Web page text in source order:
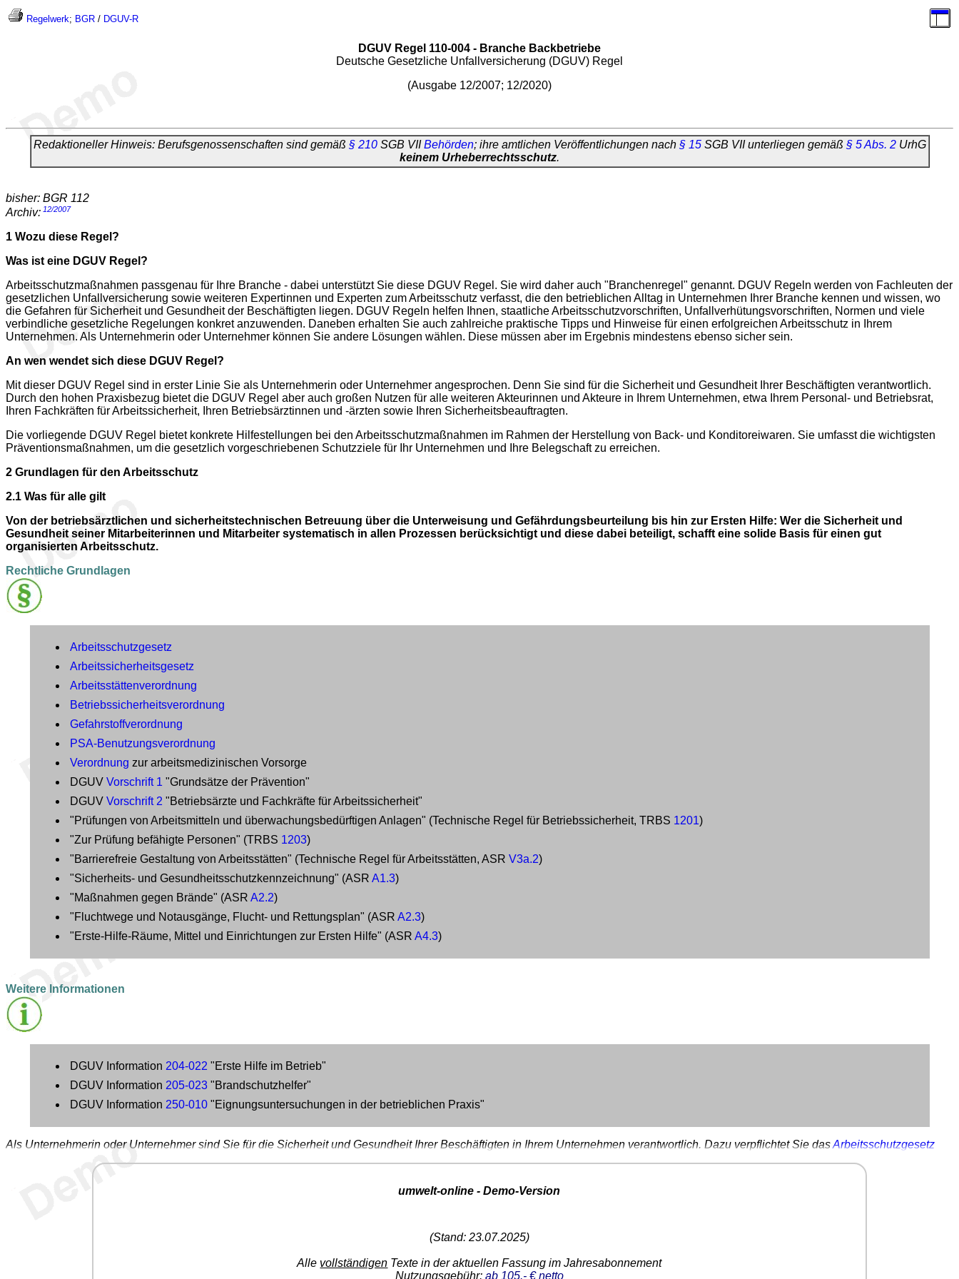
Regelwerk; BGR / DGUV-R
DGUV Regel 110-004 - Branche Backbetriebe
Deutsche Gesetzliche Unfallversicherung (DGUV) Regel
(Ausgabe 12/2007; 12/2020)
Redaktioneller Hinweis: Berufsgenossenschaften sind gemäß § 210SGB VIIBehörden; ihre amtlichen Veröffentlichungen nach § 15SGB VII unterliegen gemäß § 5 Abs. 2UrhG
keinem Urheberrechtsschutz.
bisher: BGR 112
Archiv: 12/2007
1 Wozu diese Regel?
Was ist eine DGUV Regel?
Arbeitsschutzmaßnahmen passgenau für Ihre Branche - dabei unterstützt Sie diese DGUV Regel. Sie wird daher auch "Branchenregel" genannt. DGUV Regeln werden von Fachleuten der
gesetzlichen Unfallversicherung sowie weiteren Expertinnen und Experten zum Arbeitsschutz verfasst, die den betrieblichen Alltag in Unternehmen Ihrer Branche kennen und wissen, wo
die Gefahren für Sicherheit und Gesundheit der Beschäftigten liegen. DGUV Regeln helfen Ihnen, staatliche Arbeitsschutzvorschriften, Unfallverhütungsvorschriften, Normen und viele
verbindliche gesetzliche Regelungen konkret anzuwenden. Daneben erhalten Sie auch zahlreiche praktische Tipps und Hinweise für einen erfolgreichen Arbeitsschutz in Ihrem
Unternehmen. Als Unternehmerin oder Unternehmer können Sie andere Lösungen wählen. Diese müssen aber im Ergebnis mindestens ebenso sicher sein.
An wen wendet sich diese DGUV Regel?
Mit dieser DGUV Regel sind in erster Linie Sie als Unternehmerin oder Unternehmer angesprochen. Denn Sie sind für die Sicherheit und Gesundheit Ihrer Beschäftigten verantwortlich.
Durch den hohen Praxisbezug bietet die DGUV Regel aber auch großen Nutzen für alle weiteren Akteurinnen und Akteure in Ihrem Unternehmen, etwa Ihrem Personal- und Betriebsrat,
Ihren Fachkräften für Arbeitssicherheit, Ihren Betriebsärztinnen und -ärzten sowie Ihren Sicherheitsbeauftragten.
Die vorliegende DGUV Regel bietet konkrete Hilfestellungen bei den Arbeitsschutzmaßnahmen im Rahmen der Herstellung von Back- und Konditoreiwaren. Sie umfasst die wichtigsten
Präventionsmaßnahmen, um die gesetzlich vorgeschriebenen Schutzziele für Ihr Unternehmen und Ihre Belegschaft zu erreichen.
2 Grundlagen für den Arbeitsschutz
2.1 Was für alle gilt
Von der betriebsärztlichen und sicherheitstechnischen Betreuung über die Unterweisung und Gefährdungsbeurteilung bis hin zur Ersten Hilfe: Wer die Sicherheit und
Gesundheit seiner Mitarbeiterinnen und Mitarbeiter systematisch in allen Prozessen berücksichtigt und diese dabei beteiligt, schafft eine solide Basis für einen gut
organisierten Arbeitsschutz.
Rechtliche Grundlagen
Arbeitsschutzgesetz
Arbeitssicherheitsgesetz
Arbeitsstättenverordnung
Betriebssicherheitsverordnung
Gefahrstoffverordnung
PSA-Benutzungsverordnung
Verordnung zur arbeitsmedizinischen Vorsorge
DGUV Vorschrift 1 "Grundsätze der Prävention"
DGUV Vorschrift 2 "Betriebsärzte und Fachkräfte für Arbeitssicherheit"
"Prüfungen von Arbeitsmitteln und überwachungsbedürftigen Anlagen" (Technische Regel für Betriebssicherheit, TRBS 1201)
"Zur Prüfung befähigte Personen" (TRBS 1203)
"Barrierefreie Gestaltung von Arbeitsstätten" (Technische Regel für Arbeitsstätten, ASR V3a.2)
"Sicherheits- und Gesundheitsschutzkennzeichnung" (ASR A1.3)
"Maßnahmen gegen Brände" (ASR A2.2)
"Fluchtwege und Notausgänge, Flucht- und Rettungsplan" (ASR A2.3)
"Erste-Hilfe-Räume, Mittel und Einrichtungen zur Ersten Hilfe" (ASR A4.3)
Weitere Informationen
DGUV Information 204-022 "Erste Hilfe im Betrieb"
DGUV Information 205-023"Brandschutzhelfer"
DGUV Information 250-010"Eignungsuntersuchungen in der betrieblichen Praxis"
Als Unternehmerin oder Unternehmer sind Sie für die Sicherheit und Gesundheit Ihrer Beschäftigten in Ihrem Unternehmen verantwortlich. Dazu verpflichtet Sie dasArbeitsschutzgesetz
umwelt-online - Demo-Version
(Stand: 23.07.2025)
Alle vollständigen Texte in der aktuellen Fassung im Jahresabonnement
Nutzungsgebühr: ab 105.- € netto